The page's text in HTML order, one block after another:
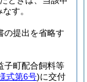
す。
の提出を省略す
子町配合飼料等
式第6号)に交付